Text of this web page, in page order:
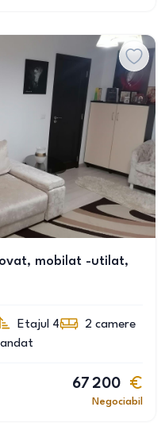
mobilat -utilat,
Etajul 4 2 camere
67 200
Negociabil